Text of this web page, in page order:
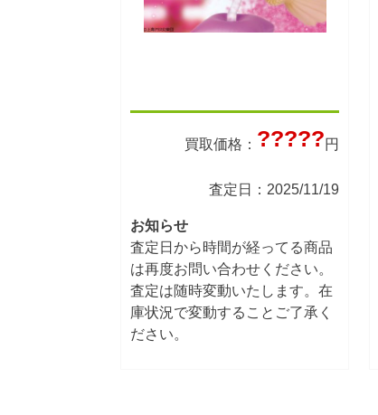
買取価格： ?????円
査定日：2025/11/19
お知らせ
査定日から時間が経ってる商品
は再度お問い合わせください。
査定は随時変動いたします。在
庫状況で変動することご了承く
ださい。